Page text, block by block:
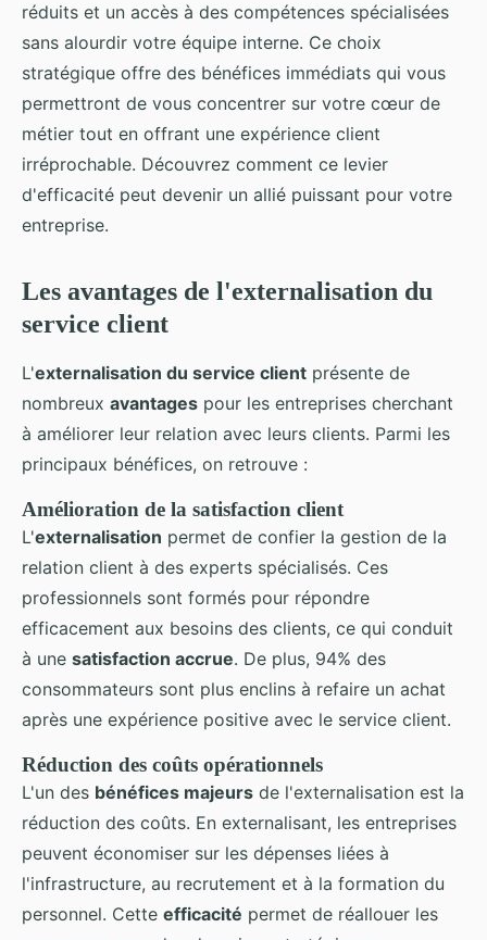
Iris•20 septembre 2024 •3 min de lecture
réduits et un accès à des compétences spécialisées
sans alourdir votre équipe interne. Ce choix
stratégique offre des bénéfices immédiats qui vous
permettront de vous concentrer sur votre cœur de
métier tout en offrant une expérience client
irréprochable. Découvrez comment ce levier
d'efficacité peut devenir un allié puissant pour votre
entreprise.
Les avantages de l'externalisation du
service client
L'externalisation du service client présente de
nombreux avantages pour les entreprises cherchant
à améliorer leur relation avec leurs clients. Parmi les
principaux bénéfices, on retrouve :
Amélioration de la satisfaction client
L'externalisation permet de confier la gestion de la
relation client à des experts spécialisés. Ces
professionnels sont formés pour répondre
efficacement aux besoins des clients, ce qui conduit
à une satisfaction accrue. De plus, 94% des
consommateurs sont plus enclins à refaire un achat
après une expérience positive avec le service client.
Réduction des coûts opérationnels
L'un des bénéfices majeurs de l'externalisation est la
réduction des coûts. En externalisant, les entreprises
peuvent économiser sur les dépenses liées à
l'infrastructure, au recrutement et à la formation du
personnel. Cette efficacité permet de réallouer les